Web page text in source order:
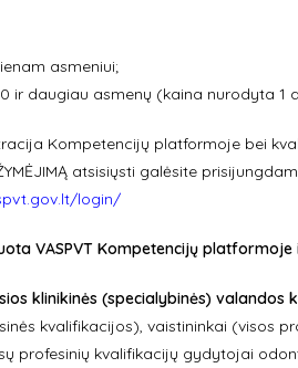
asmeniui;
ir daugiau asmenų (kaina nurodyta 1
Kompetencijų platformoje bei
atsisiųsti galėsite
login/
VASPVT Kompetencijų
klinikinės (specialybinės) valandos
kvalifikacijos), vaistininkai (visos
profesinių kvalifikacijų gydytojai